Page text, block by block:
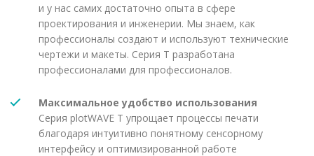
и у нас самих достаточно опыта в сфере
проектирования и инженерии. Мы знаем, как
профессионалы создают и используют технические
чертежи и макеты. Серия T разработана
профессионалами для профессионалов.
Максимальное удобство использования
Серия plotWAVE T упрощает процессы печати
благодаря интуитивно понятному сенсорному
интерфейсу и оптимизированной работе